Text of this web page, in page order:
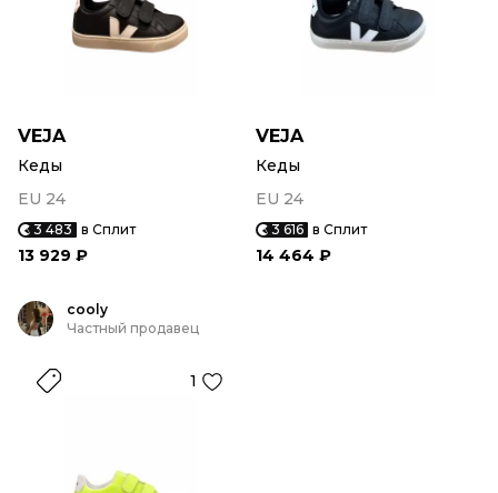
VEJA
Кеды
EU 24
3 483 в Сплит
13 929 ₽
VEJA
Кеды
EU 24
3 616 в Сплит
14 464 ₽
cooly
Частный продавец
1